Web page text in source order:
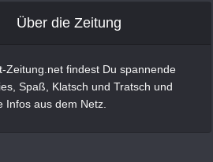
Über die Zeitung
Zeitung.net findest Du spannende
Spaß, Klatsch und Tratsch und
Infos aus dem Netz.